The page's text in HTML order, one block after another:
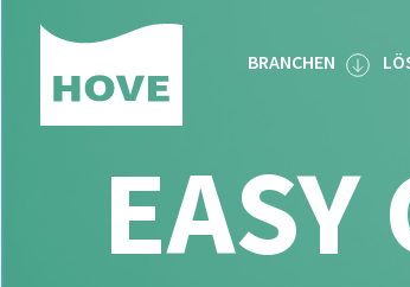
content
BRANCHEN
EASY